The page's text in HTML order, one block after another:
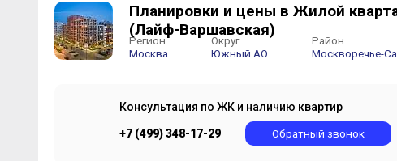
Планировки и цены в Жилой
(Лайф-Варшавская)
Регион
Москва
Округ
Южный АО
Район
Консультация по ЖК и наличию квартир
+7 (499) 348-17-29 Обратный звонок